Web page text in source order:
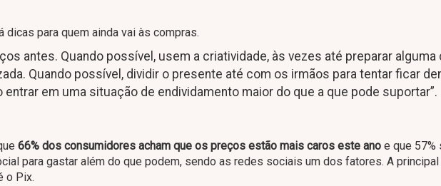
para quem ainda vai às compras.
antes. Quando possível, usem a criatividade, às vezes até preparar alguma
Quando possível, dividir o presente até com os irmãos para tentar ficar
entrar em uma situação de endividamento maior do que a que pode suportar”.
66% dos consumidores acham que os preços estão mais caros este ano e que 57%
para gastar além do que podem, sendo as redes sociais um dos fatores. A
o Pix.